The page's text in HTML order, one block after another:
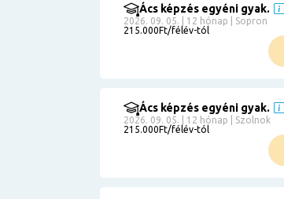
Ács képzés egyéni gyak.
2026. 09. 05. | 12 hónap | Sopron
215.000Ft/félév-tól
Ács képzés egyéni gyak.
2026. 09. 05. | 12 hónap | Szolnok
215.000Ft/félév-tól